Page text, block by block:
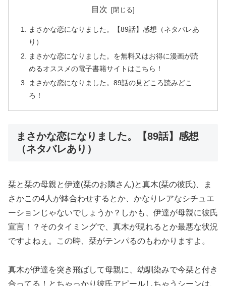
目次
まさかな恋になりました。【89話】感想（ネタバレあ
り）
まさかな恋になりました。を無料又はお得に漫画が読
めるオススメの電子書籍サイトはこちら！
まさかな恋になりました。89話の見どころ読みどこ
ろ！
まさかな恋になりました。【89話】感想
（ネタバレあり）
栞と栞の母親と伊達(栞のお隣さん)と真木(栞の彼氏)、ま
さかこの4人が鉢合わせするとか、かなりレアなシチュエ
ーションじゃないでしょうか？しかも、伊達が母親に彼氏
宣言！？そのタイミングで、真木が現れるとか最悪な状況
ですよねぇ。この時、栞がテンパるのもわかりますよ。
真木が伊達を突き飛ばして母親に、幼馴染みで今栞と付き
合ってる！とちゃっかり彼氏アピールしちゃうシーンは、